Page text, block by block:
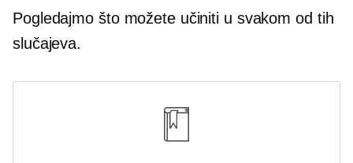
Pogledajmo što možete učiniti u svakom od tih
slučajeva.